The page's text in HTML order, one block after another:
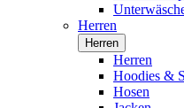
Herren
Herren
Herren
Hoodies &
Hosen